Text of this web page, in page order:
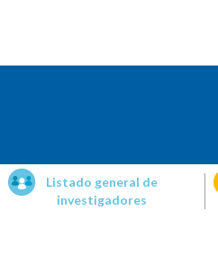
Listado general de
investigadores